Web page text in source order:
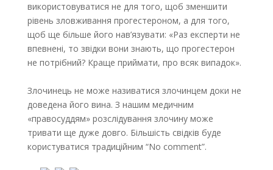
використовуватися не для того, щоб зменшити
рівень зловживання прогестероном, а для того,
щоб ще більше його нав’язувати: «Раз експерти не
впевнені, то звідки вони знають, що прогестерон
не потрібний? Краще приймати, про всяк випадок».
Злочинець не може називатися злочинцем доки не
доведена його вина. З нашим медичним
«правосуддям» розслідування злочину може
тривати ще дуже довго. Більшість свідків буде
користуватися традиційним “No comment”.